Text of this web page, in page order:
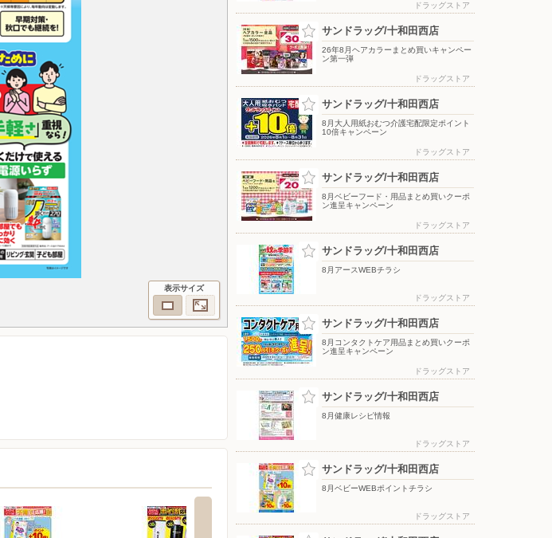
表示サイズ
ドラッグストア
サンドラッグ/十和田西店
26年8月ヘアカラーまとめ買いキャンペー
ン第一弾
ドラッグストア
サンドラッグ/十和田西店
8月大人用紙おむつ介護宅配限定ポイント
10倍キャンペーン
ドラッグストア
サンドラッグ/十和田西店
8月ベビーフード・用品まとめ買いクーポ
ン進呈キャンペーン
ドラッグストア
サンドラッグ/十和田西店
8月アースWEBチラシ
ドラッグストア
サンドラッグ/十和田西店
8月コンタクトケア用品まとめ買いクーポ
ン進呈キャンペーン
ドラッグストア
サンドラッグ/十和田西店
8月健康レシピ情報
ドラッグストア
サンドラッグ/十和田西店
8月ベビーWEBポイントチラシ
ドラッグストア